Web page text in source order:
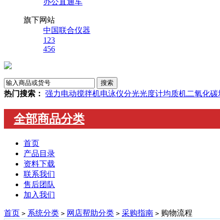
办公直通车
旗下网站
中国联合仪器
123
456
热门搜索： 强力电动搅拌机电泳仪分光光度计均质机二氧化碳
全部商品分类
首页
产品目录
资料下载
联系我们
售后团队
加入我们
首页 > 系统分类 > 网店帮助分类 > 采购指南 > 购物流程